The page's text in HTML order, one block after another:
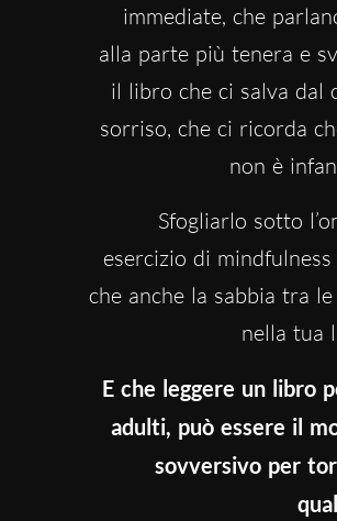
immediate, che
alla parte più tenera e
il libro che ci salva dal
sorriso, che ci ricorda
non è
Sfogliarlo sotto
esercizio di
che anche la sabbia tra
nella tua
E che leggere un libro
adulti, può essere il
sovversivo per